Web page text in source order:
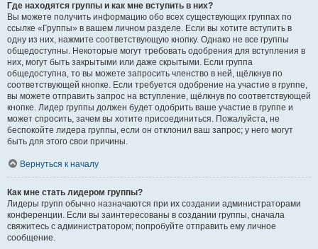
Где находятся группы и как мне вступить в них?
Вы можете получить информацию обо всех существующих группах по
ссылке «Группы» в вашем личном разделе. Если вы хотите вступить в
одну из них, нажмите соответствующую кнопку. Однако не все группы
общедоступны. Некоторые могут требовать одобрения для вступления в
них, могут быть закрытыми или даже скрытыми. Если группа
общедоступна, то вы можете запросить членство в ней, щёлкнув по
соответствующей кнопке. Если требуется одобрение на участие в группе,
вы можете отправить запрос на вступление, щёлкнув по соответствующей
кнопке. Лидер группы должен будет одобрить ваше участие в группе и
может спросить, зачем вы хотите присоединиться. Пожалуйста, не
беспокойте лидера группы, если он отклонил ваш запрос; у него могут
быть для этого свои причины.
Вернуться к началу
Как мне стать лидером группы?
Лидеры групп обычно назначаются при их создании администраторами
конференции. Если вы заинтересованы в создании группы, сначала
свяжитесь с администратором; попробуйте отправить ему личное
сообщение.